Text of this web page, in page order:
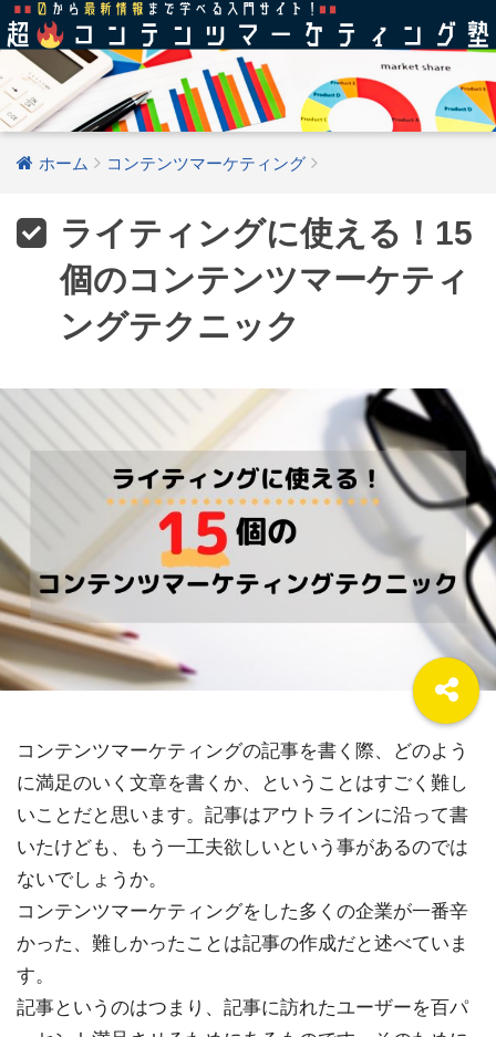
ホーム コンテンツマーケティング
ライティングに使える！15
個のコンテンツマーケティ
ングテクニック
コンテンツマーケティングの記事を書く際、どのよう
に満足のいく文章を書くか、ということはすごく難し
いことだと思います。記事はアウトラインに沿って書
いたけども、もう一工夫欲しいという事があるのでは
ないでしょうか。
コンテンツマーケティングをした多くの企業が一番辛
かった、難しかったことは記事の作成だと述べていま
す。
記事というのはつまり、記事に訪れたユーザーを百パ